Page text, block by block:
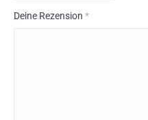
Deine Rezension *